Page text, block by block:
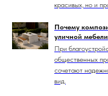
красивых, но и
Почему
уличной мебели
При
общественных
сочетают
вид.